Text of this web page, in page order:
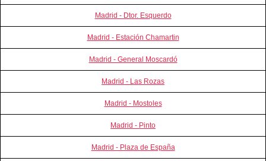
Madrid - Dtor. Esquerdo
Madrid - Estación Chamartin
Madrid - General Moscardó
Madrid - Las Rozas
Madrid - Mostoles
Madrid - Pinto
Madrid - Plaza de España